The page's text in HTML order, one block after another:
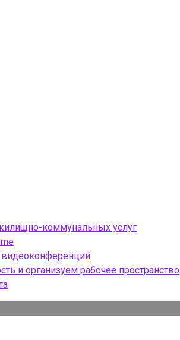
коммунальных услуг
видеоконференций
и организуем рабочее пространство